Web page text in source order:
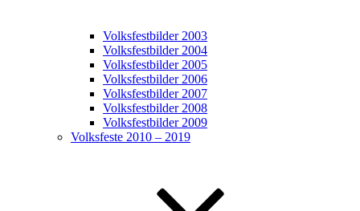
Volksfestbilder 2003
Volksfestbilder 2004
Volksfestbilder 2005
Volksfestbilder 2006
Volksfestbilder 2007
Volksfestbilder 2008
Volksfestbilder 2009
Volksfeste 2010 – 2019